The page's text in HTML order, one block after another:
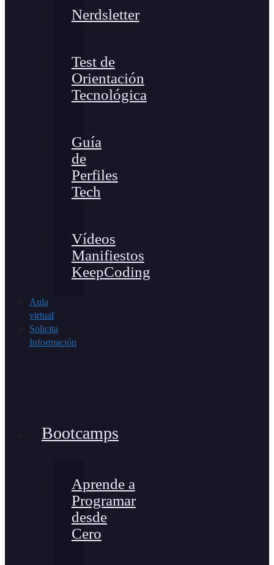
Nerdsletter
Test de
Orientación
Tecnológica
Guía
de
Perfiles
Tech
Vídeos
Manifiestos
KeepCoding
Aula
virtual
Solicita
Información
Bootcamps
Aprende a
Programar
desde
Cero